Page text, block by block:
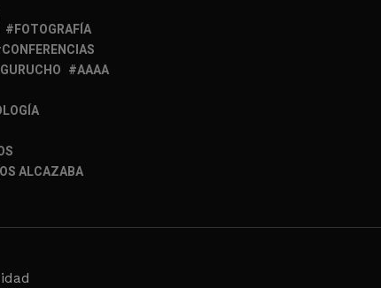
FOTOGRAFÍA
CONFERENCIAS
AAAA
ALCAZABA